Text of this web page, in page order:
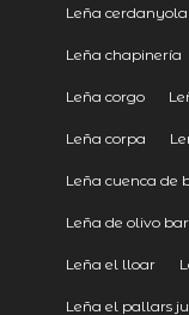
Leña
Leña chapinería
Leña corgo
Leña corpa
Leña cuenca de
Leña de olivo
Leña el lloar
Leña el pallars